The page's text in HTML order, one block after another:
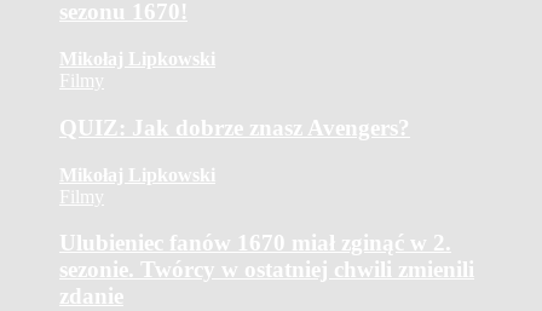
sezonu 1670!
Mikołaj Lipkowski
Filmy
QUIZ: Jak dobrze znasz Avengers?
Mikołaj Lipkowski
Filmy
Ulubieniec fanów 1670 miał zginąć w 2.
sezonie. Twórcy w ostatniej chwili zmienili
zdanie